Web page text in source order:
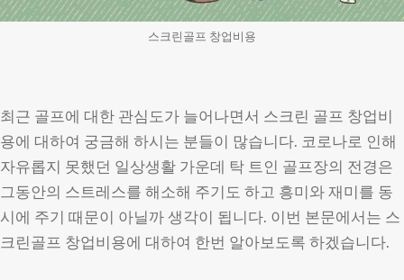
스크린골프 창업비용
최근 골프에 대한 관심도가 늘어나면서 스크린 골프 창업비
용에 대하여 궁금해 하시는 분들이 많습니다. 코로나로 인해
자유롭지 못했던 일상생활 가운데 탁 트인 골프장의 전경은
그동안의 스트레스를 해소해 주기도 하고 흥미와 재미를 동
시에 주기 때문이 아닐까 생각이 됩니다. 이번 본문에서는 스
크린골프 창업비용에 대하여 한번 알아보도록 하겠습니다.